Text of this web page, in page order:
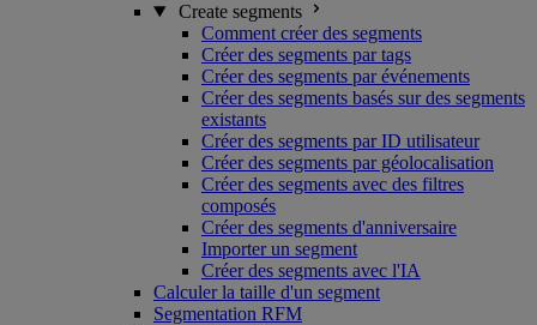
Create segments
Comment créer des segments
Créer des segments par tags
Créer des segments par événements
Créer des segments basés sur des segments
existants
Créer des segments par ID utilisateur
Créer des segments par géolocalisation
Créer des segments avec des filtres
composés
Créer des segments d'anniversaire
Importer un segment
Créer des segments avec l'IA
Calculer la taille d'un segment
Segmentation RFM